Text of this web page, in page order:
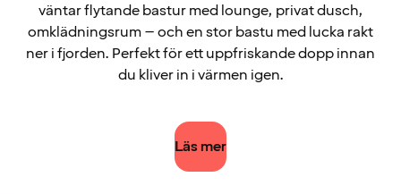
väntar flytande bastur med lounge, privat dusch,
omklädningsrum – och en stor bastu med lucka rakt
ner i fjorden. Perfekt för ett uppfriskande dopp innan
du kliver in i värmen igen.
Läs mer